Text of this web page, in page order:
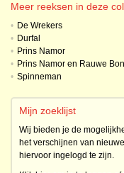
Meer reeksen in deze
• De Wrekers
• Durfal
• Prins Namor
• Prins Namor en Rauwe
• Spinneman
Mijn zoeklijst
Wij bieden je de
het verschijnen van
hiervoor ingelogd te zijn.